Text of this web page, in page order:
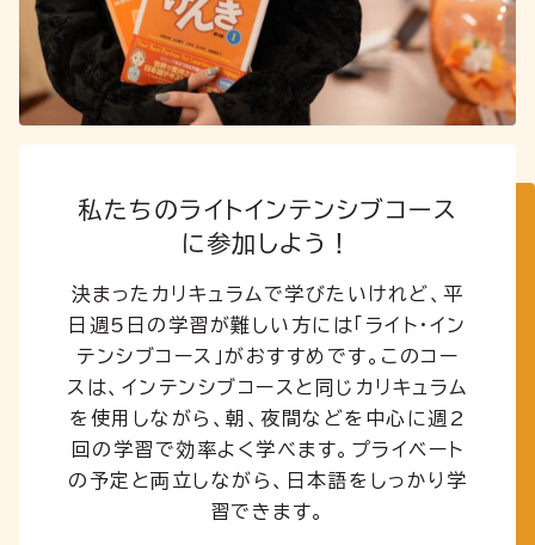
私たちのライトインテンシブコース
に参加しよう！
決まったカリキュラムで学びたいけれど、平
日週5日の学習が難しい方には「ライト・イン
テンシブコース」がおすすめです。このコー
スは、インテンシブコースと同じカリキュラム
を使用しながら、朝、夜間などを中心に週2
回の学習で効率よく学べます。プライベート
の予定と両立しながら、日本語をしっかり学
習できます。